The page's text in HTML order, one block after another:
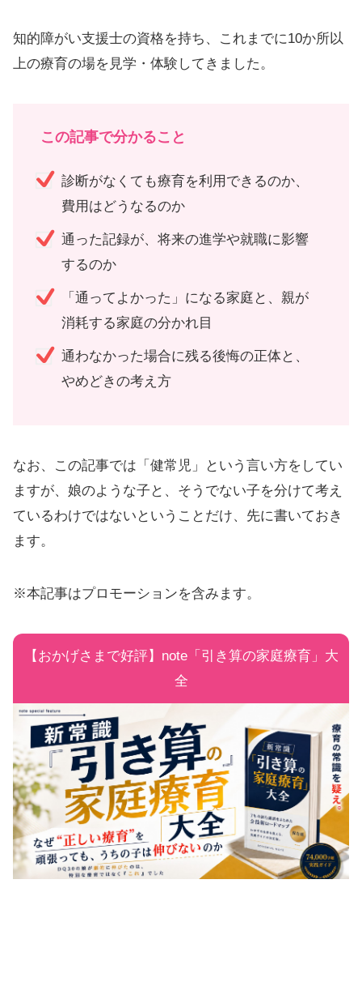
知的障がい支援士の資格を持ち、これまでに10か所以
上の療育の場を見学・体験してきました。
この記事で分かること
診断がなくても療育を利用できるのか、
費用はどうなるのか
通った記録が、将来の進学や就職に影響
するのか
「通ってよかった」になる家庭と、親が
消耗する家庭の分かれ目
通わなかった場合に残る後悔の正体と、
やめどきの考え方
なお、この記事では「健常児」という言い方をしてい
ますが、娘のような子と、そうでない子を分けて考え
ているわけではないということだけ、先に書いておき
ます。
※本記事はプロモーションを含みます。
【おかげさまで好評】note「引き算の家庭療育」大
全